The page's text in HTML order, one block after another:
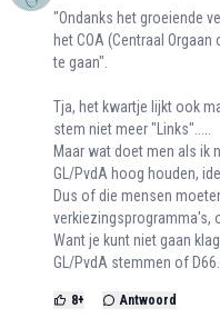
"Ondanks het groeiende
het COA (Centraal
te gaan".
Tja, het kwartje lijkt ook
stem niet meer "Links".....
Maar wat doet men als ik
GL/PvdA hoog houden,
Dus of die mensen
verkiezingsprogramma's,
Want je kunt niet gaan
GL/PvdA stemmen of D66.
8+ Antwoord